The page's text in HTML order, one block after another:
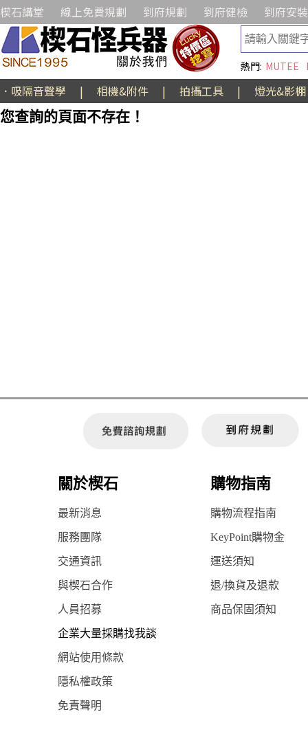
楔石講堂 線上免費規劃 到府規劃 到府健檢 到府安裝
熱門: MUTEE
．吸隔音聲學 | 相機&附件 | 拍攝工具 |
燈光&影棚
您查詢的頁面不存在！
關於楔石 購物指南
最新消息 購物流程指南
服務團隊 KeyPoint購物金
交通資訊 運送須知
與楔石合作 退/換貨及退款
人員招募 商品保固須知
企業大量採購找我談
網站使用條款
隱私權政策
免責聲明